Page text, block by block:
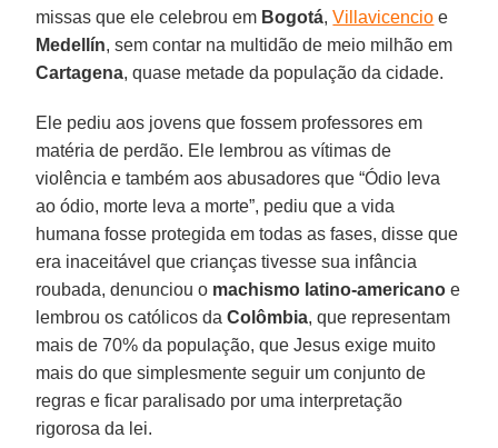
missas que ele celebrou em Bogotá,Villavicencio e
Medellín, sem contar na multidão de meio milhão em
Cartagena, quase metade da população da cidade.
Ele pediu aos jovens que fossem professores em
matéria de perdão. Ele lembrou as vítimas de
violência e também aos abusadores que “Ódio leva
ao ódio, morte leva a morte”, pediu que a vida
humana fosse protegida em todas as fases, disse que
era inaceitável que crianças tivesse sua infância
roubada, denunciou o machismo latino-americano e
lembrou os católicos daColômbia, que representam
mais de 70% da população, que Jesus exige muito
mais do que simplesmente seguir um conjunto de
regras e ficar paralisado por uma interpretação
rigorosa da lei.